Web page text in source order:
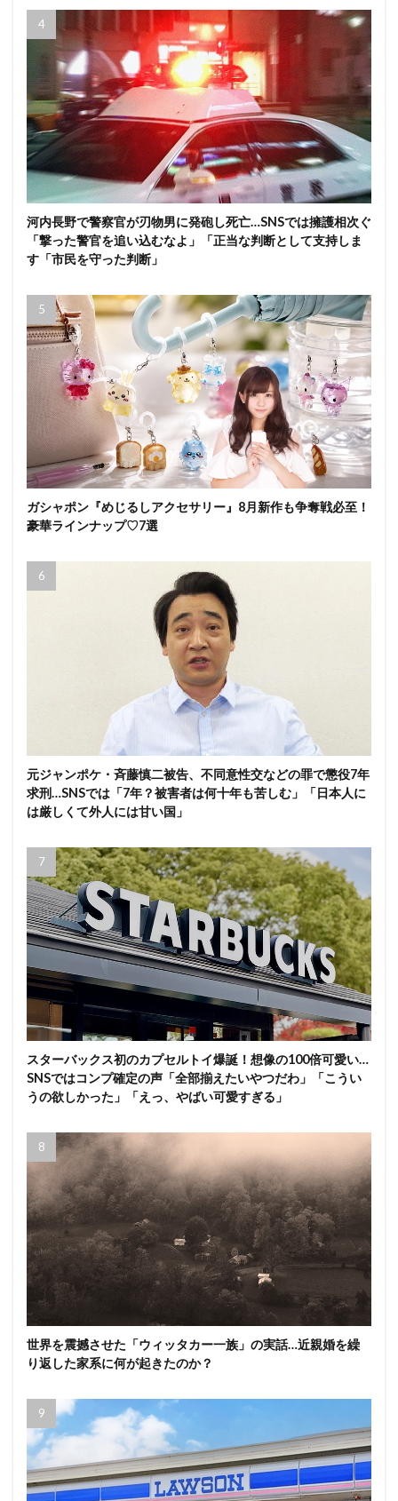
河内長野で警察官が刃物男に発砲し死亡…SNSでは擁護相次ぐ
「撃った警官を追い込むなよ」「正当な判断として支持しま
す「市民を守った判断」
ガシャポン『めじるしアクセサリー』8月新作も争奪戦必至！
豪華ラインナップ♡7選
元ジャンポケ・斉藤慎二被告、不同意性交などの罪で懲役7年
求刑…SNSでは「7年？被害者は何十年も苦しむ」「日本人に
は厳しくて外人には甘い国」
スターバックス初のカプセルトイ爆誕！想像の100倍可愛い…
SNSではコンプ確定の声「全部揃えたいやつだわ」「こうい
うの欲しかった」「えっ、やばい可愛すぎる」
世界を震撼させた「ウィッタカー一族」の実話…近親婚を繰
り返した家系に何が起きたのか？